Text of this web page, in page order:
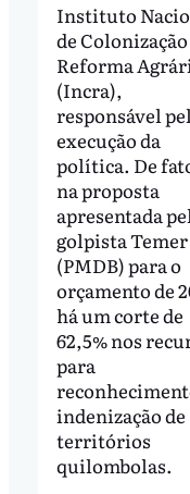
Instituto
de Colonização
Reforma
(Incra),
responsável
execução da
política. De
na proposta
apresentada
golpista Temer
(PMDB) para o
orçamento de
há um corte de
62,5% nos
para
indenização de
territórios
quilombolas.